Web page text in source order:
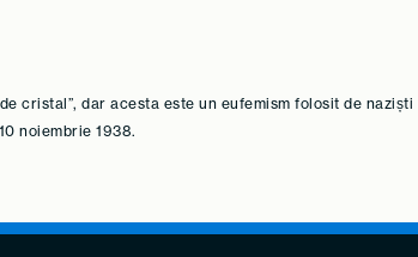
cristal”, dar acesta este un eufemism folosit de
noiembrie 1938.